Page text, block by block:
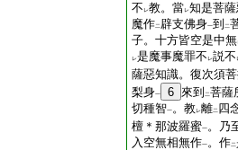
不 レ教。當レ知是菩
魔作二 辟支佛身一到 二
子。十方皆空是中無
レ是魔事魔罪不 レ説不
薩惡知識。復次須
梨身一 6 來到 二菩薩
切種智一。教レ離二 四
檀＊那波羅蜜一。乃
入空無相無作一。作二